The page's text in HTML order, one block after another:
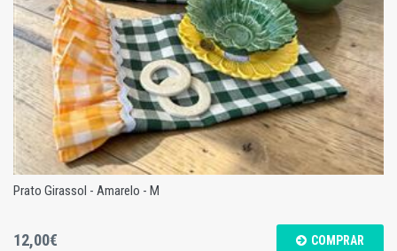
Prato Girassol - Amarelo - M
12,00€ COMPRAR